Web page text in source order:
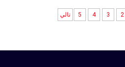
2
3
4
5 تالي